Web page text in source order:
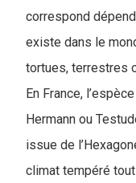
correspond
existe dans le
tortues, terrestres
En France,
Hermann ou
issue de
climat tempéré